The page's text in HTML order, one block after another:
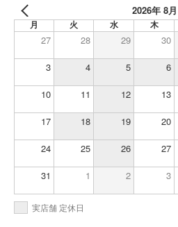
2026年 8月
月 火 水 木
27 28 29 30
3 4 5 6
10 11 12 13
17 18 19 20
24 25 26 27
31 1 2 3
実店舗 定休日